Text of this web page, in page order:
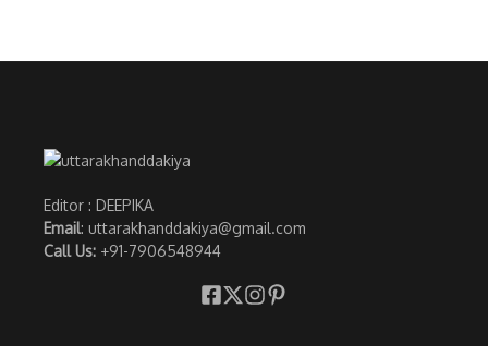
Editor : DEEPIKA
Email: uttarakhanddakiya@gmail.com
Call Us: +91-7906548944